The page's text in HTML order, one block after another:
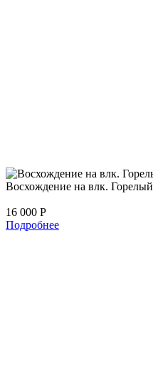
Восхождение на влк. Горелый
16 000 Р
Подробнее